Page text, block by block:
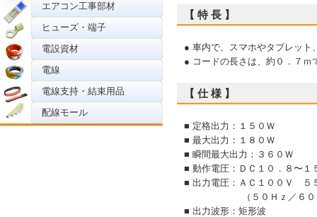
エアコン工事部材
ヒューズ・端子
電設資材
電線
電線支持・結束用品
配線モール
【 特 長 】
● 車内で、スマホやタブレット
● コードの長さは、約０．７ｍ
【 仕 様 】
■ 定格出力：１５０Ｗ
■ 最大出力：１８０Ｗ
■ 瞬間最大出力：３６０Ｗ
■ 動作電圧：ＤＣ１０．８〜１
■ 出力電圧：ＡＣ１００Ｖ ５
（５０Ｈｚ／６０Ｈｚ
■ 出力波形：矩形波